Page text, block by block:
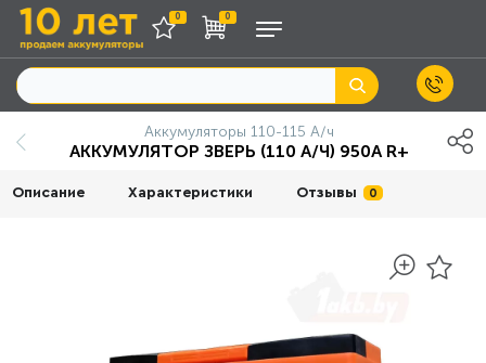
0 0
Аккумуляторы 110-115 А/ч
АККУМУЛЯТОР ЗВЕРЬ (110 А/Ч) 950A R+
Описание Характеристики Отзывы 0